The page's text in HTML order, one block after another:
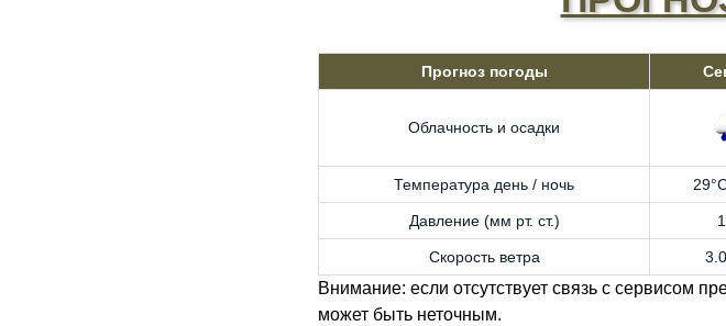
Прогноз погоды
Облачность и осадки
Температура день / ночь
Давление (мм рт. ст.)
Скорость ветра
Внимание: если отсутствует связь с сервисом
может быть неточным.